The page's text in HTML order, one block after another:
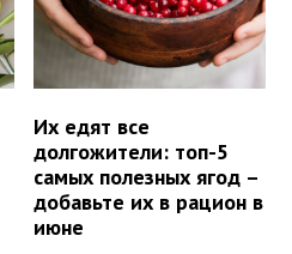
Их едят все
долгожители: топ-5
самых полезных ягод –
добавьте их в рацион в
июне